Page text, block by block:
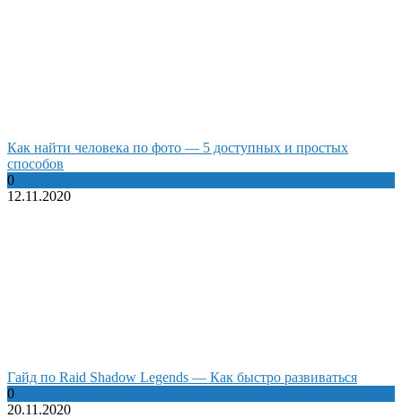
Как найти человека по фото — 5 доступных и простых
способов
0
12.11.2020
Гайд по Raid Shadow Legends — Как быстро развиваться
0
20.11.2020